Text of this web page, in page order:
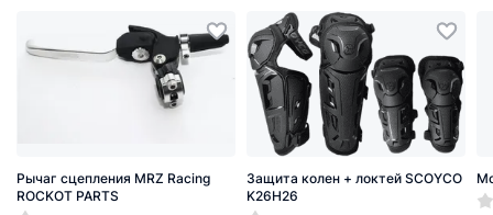
Рычаг сцепления MRZ Racing
ROCKOT PARTS
Защита колен + локтей SCOYCO
K26H26